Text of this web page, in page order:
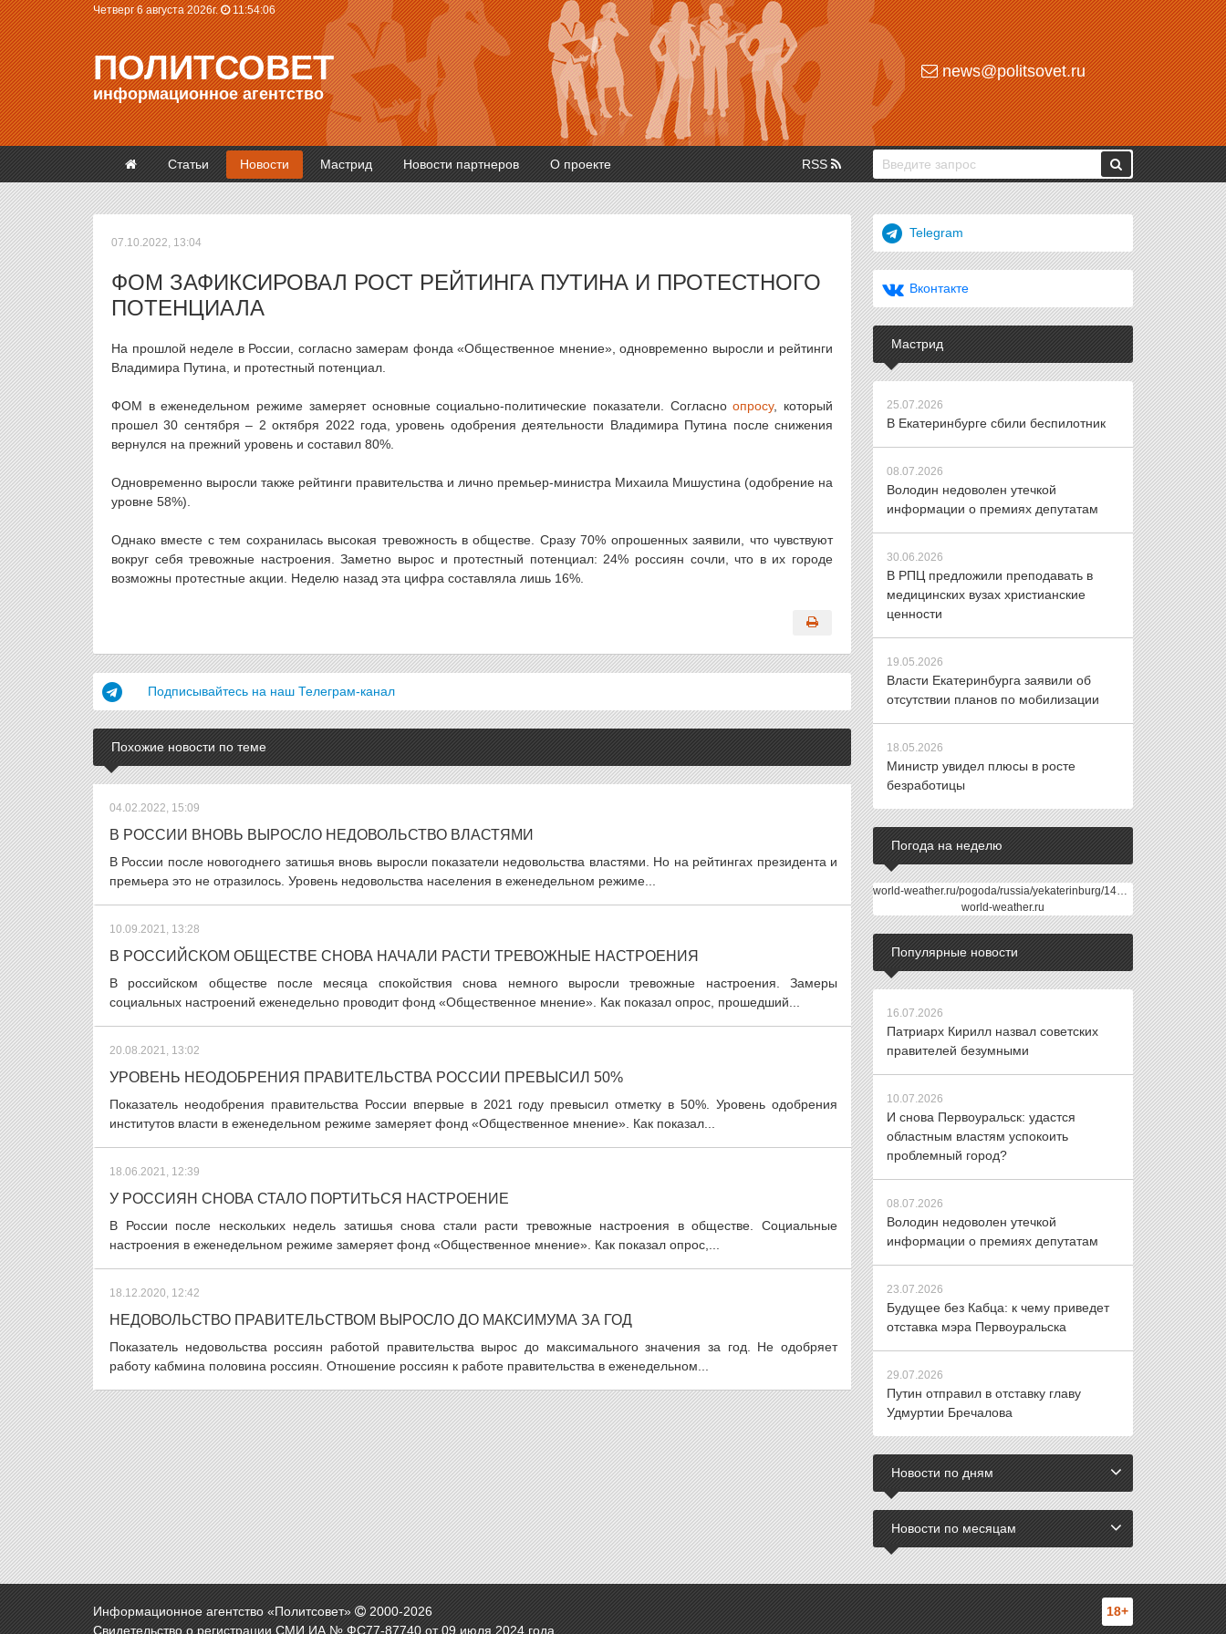
Четверг 6 августа 2026г. 11:54:06
ПОЛИТСОВЕТ
информационное агентство
news@politsovet.ru
Статьи Новости Мастрид Новости партнеров О проекте RSS
07.10.2022, 13:04
ФОМ ЗАФИКСИРОВАЛ РОСТ РЕЙТИНГА ПУТИНА И ПРОТЕСТНОГО
ПОТЕНЦИАЛА
На прошлой неделе в России, согласно замерам фонда «Общественное мнение», одновременно выросли и рейтинги
Владимира Путина, и протестный потенциал.
ФОМ в еженедельном режиме замеряет основные социально-политические показатели. Согласноопросу, который
прошел 30 сентября – 2 октября 2022 года, уровень одобрения деятельности Владимира Путина после снижения
вернулся на прежний уровень и составил 80%.
Одновременно выросли также рейтинги правительства и лично премьер-министра Михаила Мишустина (одобрение на
уровне 58%).
Однако вместе с тем сохранилась высокая тревожность в обществе. Сразу 70% опрошенных заявили, что чувствуют
вокруг себя тревожные настроения. Заметно вырос и протестный потенциал: 24% россиян сочли, что в их городе
возможны протестные акции. Неделю назад эта цифра составляла лишь 16%.
Подписывайтесь на наш Телеграм-канал
Похожие новости по теме
04.02.2022, 15:09
В РОССИИ ВНОВЬ ВЫРОСЛО НЕДОВОЛЬСТВО ВЛАСТЯМИ
В России после новогоднего затишья вновь выросли показатели недовольства властями. Но на рейтингах президента и
премьера это не отразилось. Уровень недовольства населения в еженедельном режиме...
10.09.2021, 13:28
В РОССИЙСКОМ ОБЩЕСТВЕ СНОВА НАЧАЛИ РАСТИ ТРЕВОЖНЫЕ НАСТРОЕНИЯ
В российском обществе после месяца спокойствия снова немного выросли тревожные настроения. Замеры
социальных настроений еженедельно проводит фонд «Общественное мнение». Как показал опрос, прошедший...
20.08.2021, 13:02
УРОВЕНЬ НЕОДОБРЕНИЯ ПРАВИТЕЛЬСТВА РОССИИ ПРЕВЫСИЛ 50%
Показатель неодобрения правительства России впервые в 2021 году превысил отметку в 50%. Уровень одобрения
институтов власти в еженедельном режиме замеряет фонд «Общественное мнение». Как показал...
18.06.2021, 12:39
У РОССИЯН СНОВА СТАЛО ПОРТИТЬСЯ НАСТРОЕНИЕ
В России после нескольких недель затишья снова стали расти тревожные настроения в обществе. Социальные
настроения в еженедельном режиме замеряет фонд «Общественное мнение». Как показал опрос,...
18.12.2020, 12:42
НЕДОВОЛЬСТВО ПРАВИТЕЛЬСТВОМ ВЫРОСЛО ДО МАКСИМУМА ЗА ГОД
Показатель недовольства россиян работой правительства вырос до максимального значения за год. Не одобряет
работу кабмина половина россиян. Отношение россиян к работе правительства в еженедельном...
Telegram
Вконтакте
Мастрид
25.07.2026
В Екатеринбурге сбили беспилотник
08.07.2026
Володин недоволен утечкой
информации о премиях депутатам
30.06.2026
В РПЦ предложили преподавать в
медицинских вузах христианские
ценности
19.05.2026
Власти Екатеринбурга заявили об
отсутствии планов по мобилизации
18.05.2026
Министр увидел плюсы в росте
безработицы
Погода на неделю
world-weather.ru/pogoda/russia/yekaterinburg/14days/
world-weather.ru
Популярные новости
16.07.2026
Патриарх Кирилл назвал советских
правителей безумными
10.07.2026
И снова Первоуральск: удастся
областным властям успокоить
проблемный город?
08.07.2026
Володин недоволен утечкой
информации о премиях депутатам
23.07.2026
Будущее без Кабца: к чему приведет
отставка мэра Первоуральска
29.07.2026
Путин отправил в отставку главу
Удмуртии Бречалова
Новости по дням
Новости по месяцам
Информационное агентство «Политсовет» 2000-2026
Свидетельство о регистрации СМИ ИА № ФС77-87740 от 09 июля 2024 года.
18+